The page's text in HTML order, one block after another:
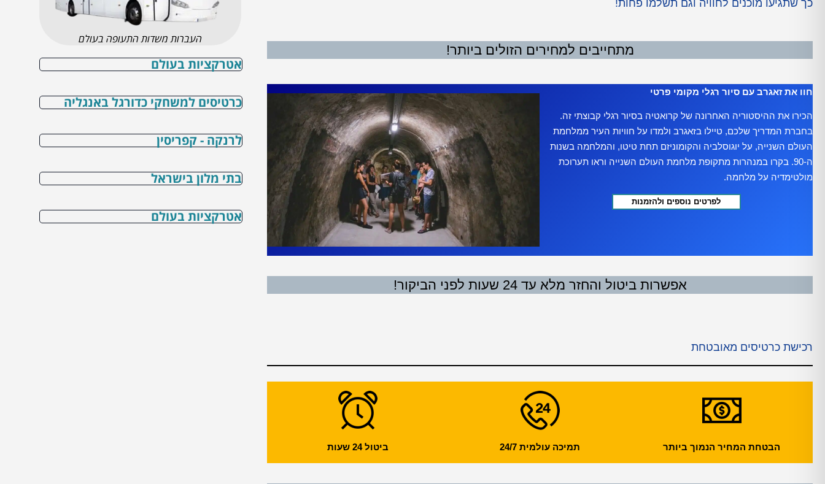
כך שתגיעו מוכנים לחוויה וגם תשלמו פחות!
מתחייבים למחירים הזולים ביותר!
חוו את זאגרב עם סיור רגלי מקומי פרטי
הכירו את ההיסטוריה האחרונה של קרואטיה בסיור רגלי קבוצתי זה.
בחברת המדריך שלכם, טיילו בזאגרב ולמדו על חוויות העיר ממלחמת
העולם השנייה, על יוגוסלביה והקומוניזם תחת טיטו, והמלחמה בשנות
ה-90. בקרו במנהרות מתקופת מלחמת העולם השנייה וראו תערוכת
מולטימדיה על מלחמה.
לפרטים נוספים ולהזמנות
אפשרות ביטול והחזר מלא עד 24 שעות לפני הביקור!
רכישת כרטיסים מאובטחת
הבטחת המחיר הנמוך ביותר תמיכה עולמית 24/7 ביטול 24 שעות
העברות משדות התעופה בעולם
אטרקציות בעולם
כרטיסים למשחקי כדורגל באנגליה
לרנקה - קפריסין
בתי מלון בישראל
אטרקציות בעולם